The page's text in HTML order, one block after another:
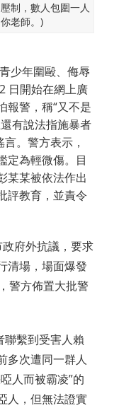
制，數人包圍一人
老師。)
少年圍毆、侮辱
日開始在網上廣
報警，稱“又不是
有說法指施暴者
。警方表示，
定為輕微傷。目
某某被依法作出
評教育，並責令
府外抗議，要求
清場，場面爆發
警方佈置大批警
聯繫到受害人賴
多次遭同一群人
人而被霸凌”的
人，但無法證實